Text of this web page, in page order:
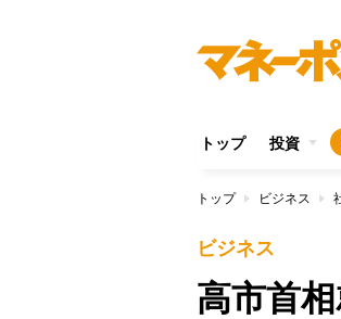
トップ 投資
トップ ビジネス
ビジネス
高市首